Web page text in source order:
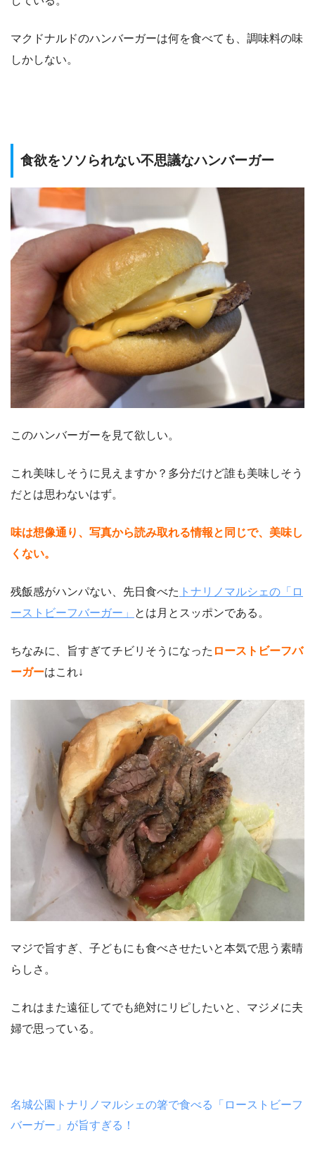
マクドナルドのハンバーガーは何を食べても、調味料の味
しかしない。
食欲をソソられない不思議なハンバーガー
このハンバーガーを見て欲しい。
これ美味しそうに見えますか？多分だけど誰も美味しそう
だとは思わないはず。
味は想像通り、写真から読み取れる情報と同じで、美味し
くない。
残飯感がハンパない、先日食べた トナリノマルシェの「ロ
ーストビーフバーガー」
とは月とスッポンである。
ちなみに、旨すぎてチビリそうになった ローストビーフバ
ーガーはこれ↓
マジで旨すぎ、子どもにも食べさせたいと本気で思う素晴
らしさ。
これはまた遠征してでも絶対にリピしたいと、マジメに夫
婦で思っている。
名城公園トナリノマルシェの箸で食べる「ローストビーフ
バーガー」が旨すぎる！